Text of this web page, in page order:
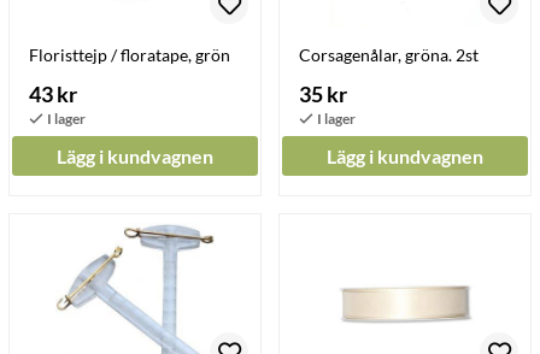
Floristtejp / floratape, grön
43 kr
Lägg i kundvagnen
Corsagenålar, gröna. 2st
35 kr
Lägg i kundvagnen